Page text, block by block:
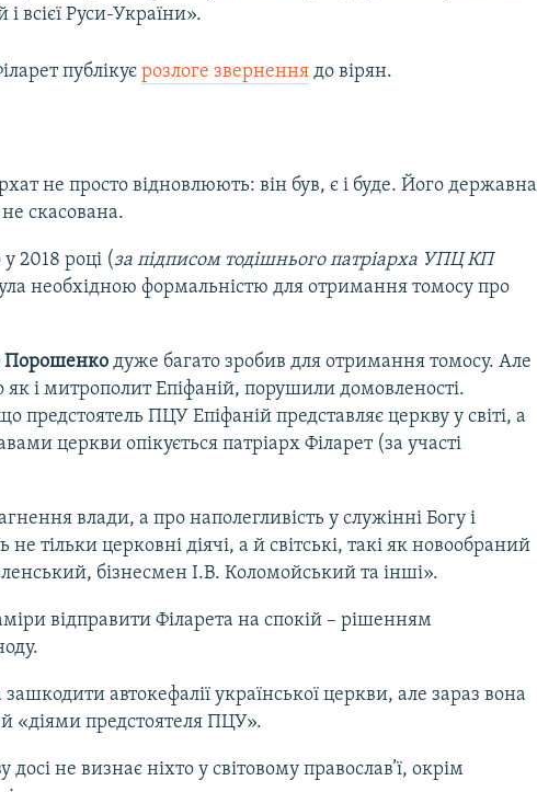
всієї Руси-України».
публікуєрозлоге звернення до вірян.
не просто відновлюють: він був, є і буде. Його державна
скасована.
2018 році (за підписом тодішнього патріарха УПЦ КП
необхідною формальністю для отримання томосу про
Порошенкодуже багато зробив для отримання томосу. Але
як і митрополит Епіфаній, порушили домовленості.
предстоятель ПЦУ Епіфаній представляє церкву у світі, а
церкви опікується патріарх Філарет (за участі
влади, а про наполегливість у служінні Богу і
не тільки церковні діячі, а й світські, такі як новообраний
бізнесмен І.В. Коломойський та інші».
відправити Філарета на спокій – рішенням
автокефалії української церкви, але зараз вона
«діями предстоятеля ПЦУ».
досі не визнає ніхто у світовому православ’ї, окрім